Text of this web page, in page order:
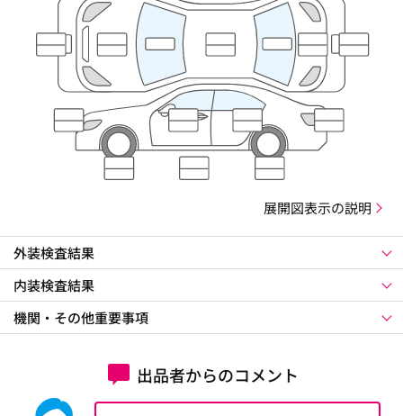
展開図表示の説明
外装検査結果
内装検査結果
機関・その他重要事項
出品者からのコメント